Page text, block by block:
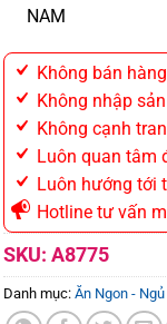
NAM
Không bán
Không nhập
Không cạnh
Luôn quan tâm
Luôn hướng tới
Hotline tư vấn
SKU: A8775
Danh mục: Ăn Ngon -